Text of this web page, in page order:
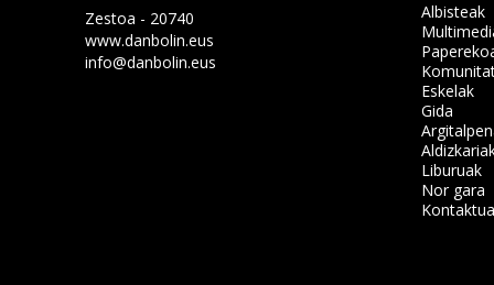
Zestoa - 20740
www.danbolin.eus
info@danbolin.eus
Albisteak
Eskelak
Gida
Liburuak
Nor gara
Kontaktua